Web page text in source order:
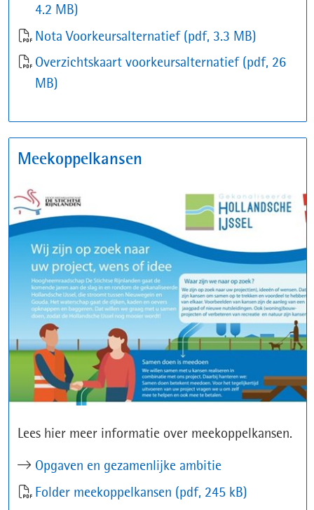
4.2 MB)
Nota Voorkeursalternatief(pdf, 3.3 MB)
Overzichtskaart voorkeursalternatief (pdf, 26
MB)
Meekoppelkansen
Lees hier meer informatie over meekoppelkansen.
Opgaven en gezamenlijke ambitie
Folder meekoppelkansen (pdf, 245 kB)